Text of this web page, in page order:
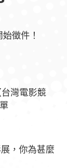
徵件！
灣電影競
展，你為甚麼